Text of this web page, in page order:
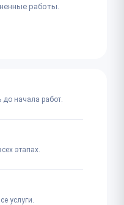
работы.
до начала работ.
этапах.
услуги.